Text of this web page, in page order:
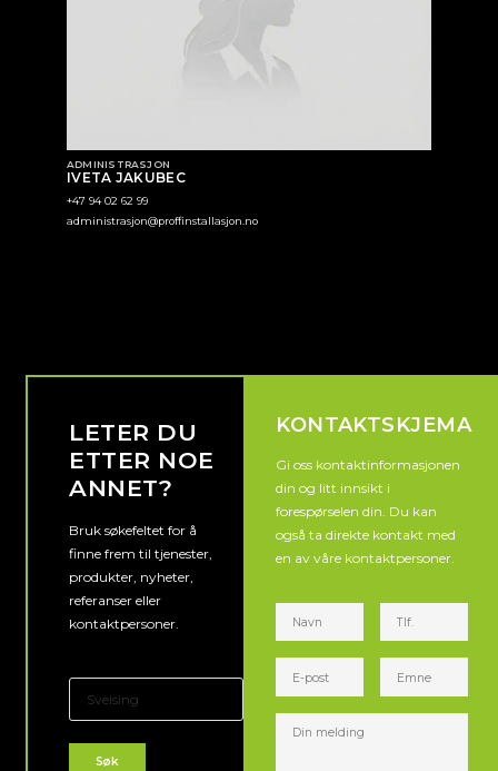
ADMINISTRASJON
IVETA JAKUBEC
+47 94 02 62 99
administrasjon@proffinstallasjon.no
LETER DU
ETTER NOE
ANNET?
Bruk søkefeltet for å
finne frem til tjenester,
produkter, nyheter,
referanser eller
kontaktpersoner.
Søk
KONTAKTSKJEMA
Gi oss kontaktinformasjonen
din og litt innsikt i
forespørselen din. Du kan
også ta direkte kontakt med
en av våre kontaktpersoner.